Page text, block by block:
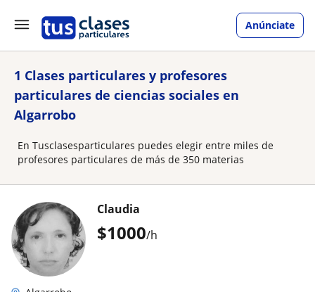
Anúnciate
1 Clases particulares y profesores
particulares de ciencias sociales en
Algarrobo
En Tusclasesparticulares puedes elegir entre miles de
profesores particulares de más de 350 materias
$1000/h
Claudia